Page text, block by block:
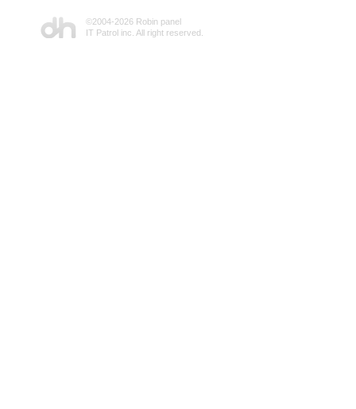
©2004-2026 Robin panel
IT Patrol inc. All right reserved.